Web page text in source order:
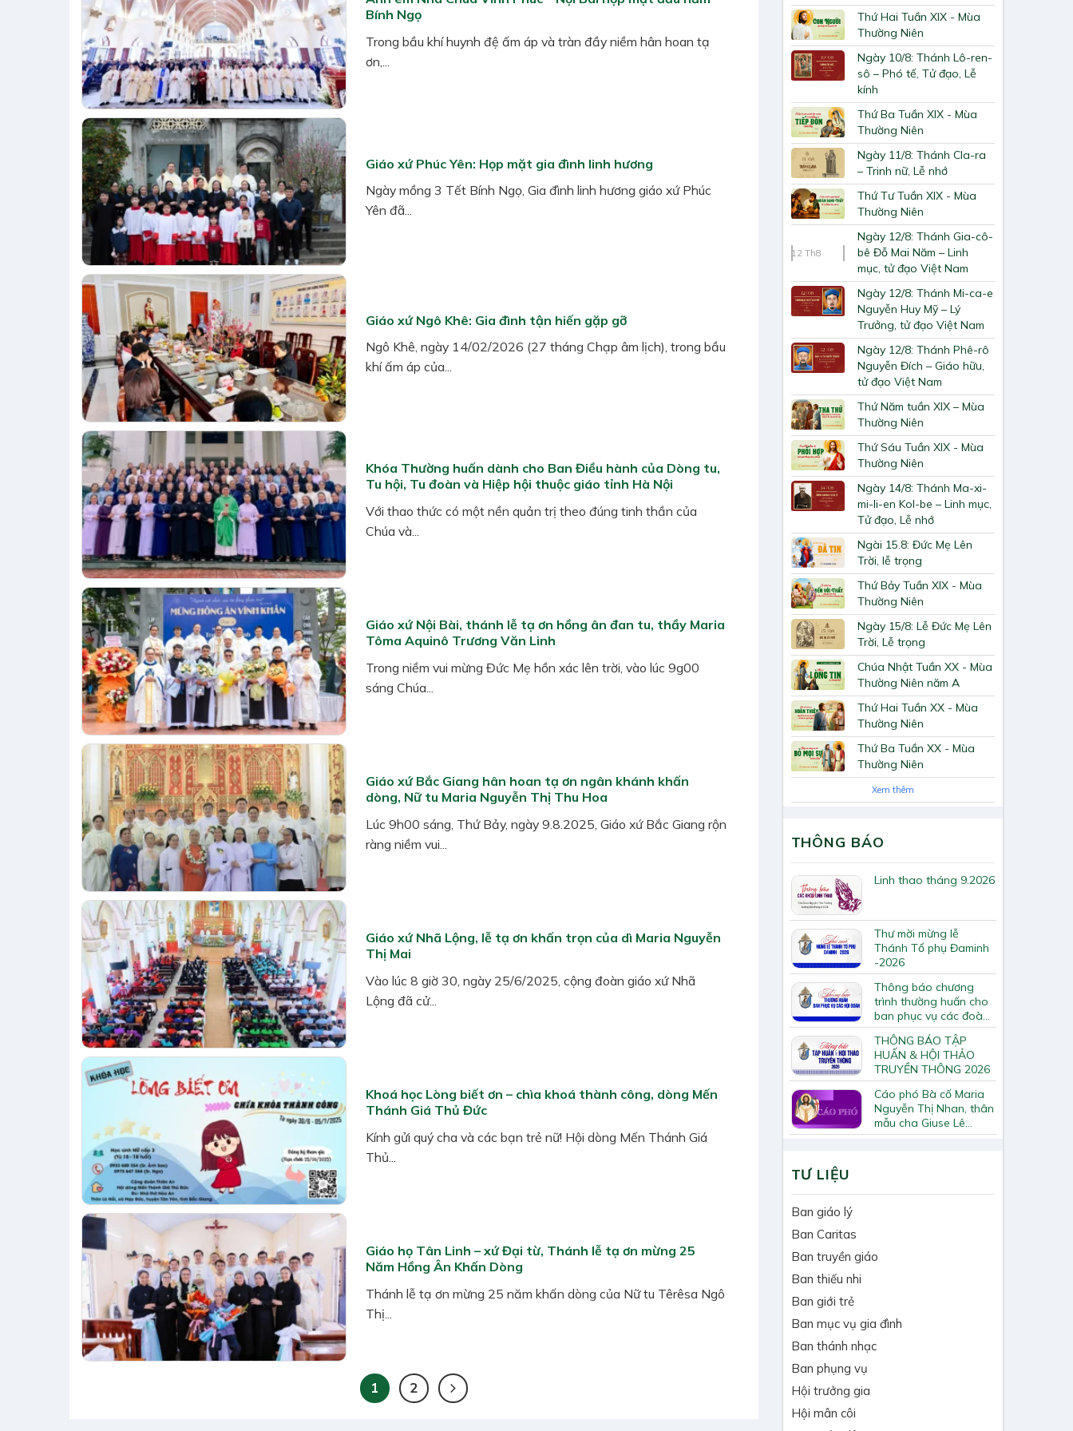
Bính Ngọ
Trong bầu khí huynh đệ ấm áp và tràn đầy niềm hân hoan tạ
ơn,...
Giáo xứ Phúc Yên: Họp mặt gia đình linh hương
Ngày mồng 3 Tết Bính Ngọ, Gia đình linh hương giáo xứ Phúc
Yên đã...
Giáo xứ Ngô Khê: Gia đình tận hiến gặp gỡ
Ngô Khê, ngày 14/02/2026 (27 tháng Chạp âm lịch), trong bầu
khí ấm áp của...
Khóa Thường huấn dành cho Ban Điều hành của Dòng tu,
Tu hội, Tu đoàn và Hiệp hội thuộc giáo tỉnh Hà Nội
Với thao thức có một nền quản trị theo đúng tinh thần của
Chúa và...
Giáo xứ Nội Bài, thánh lễ tạ ơn hồng ân đan tu, thầy Maria
Tôma Aquinô Trương Văn Linh
Trong niềm vui mừng Đức Mẹ hồn xác lên trời, vào lúc 9g00
sáng Chúa...
Giáo xứ Bắc Giang hân hoan tạ ơn ngân khánh khấn
dòng, Nữ tu Maria Nguyễn Thị Thu Hoa
Lúc 9h00 sáng, Thứ Bảy, ngày 9.8.2025, Giáo xứ Bắc Giang rộn
ràng niềm vui...
Giáo xứ Nhã Lộng, lễ tạ ơn khấn trọn của dì Maria Nguyễn
Thị Mai
Vào lúc 8 giờ 30, ngày 25/6/2025, cộng đoàn giáo xứ Nhã
Lộng đã cử...
Khoá học Lòng biết ơn – chìa khoá thành công, dòng Mến
Thánh Giá Thủ Đức
Kính gửi quý cha và các bạn trẻ nữ! Hội dòng Mến Thánh Giá
Thủ...
Giáo họ Tân Linh – xứ Đại từ, Thánh lễ tạ ơn mừng 25
Năm Hồng Ân Khấn Dòng
Thánh lễ tạ ơn mừng 25 năm khấn dòng của Nữ tu Têrêsa Ngô
Thị...
1 2
Thứ Hai Tuần XIX - Mùa
Thường Niên
Ngày 10/8: Thánh Lô-ren-
sô – Phó tế, Tử đạo, Lễ
kính
Thứ Ba Tuần XIX - Mùa
Thường Niên
Ngày 11/8: Thánh Cla-ra
– Trinh nữ, Lễ nhớ
Thứ Tư Tuần XIX - Mùa
Thường Niên
12 Th8
Ngày 12/8: Thánh Gia-cô-
bê Đỗ Mai Năm – Linh
mục, tử đạo Việt Nam
Ngày 12/8: Thánh Mi-ca-e
Nguyễn Huy Mỹ – Lý
Trưởng, tử đạo Việt Nam
Ngày 12/8: Thánh Phê-rô
Nguyễn Đích – Giáo hữu,
tử đạo Việt Nam
Thứ Năm tuần XIX – Mùa
Thường Niên
Thứ Sáu Tuần XIX - Mùa
Thường Niên
Ngày 14/8: Thánh Ma-xi-
mi-li-en Kol-be – Linh mục,
Tử đạo, Lễ nhớ
Ngài 15.8: Đức Mẹ Lên
Trời, lễ trọng
Thứ Bảy Tuần XIX - Mùa
Thường Niên
Ngày 15/8: Lễ Đức Mẹ Lên
Trời, Lễ trọng
Chúa Nhật Tuần XX - Mùa
Thường Niên năm A
Thứ Hai Tuần XX - Mùa
Thường Niên
Thứ Ba Tuần XX - Mùa
Thường Niên
Xem thêm
THÔNG BÁO
Linh thao tháng 9.2026
Thư mời mừng lễ
Thánh Tổ phụ Đaminh
-2026
Thông báo chương
trình thường huấn cho
ban phục vụ các đoàn
hội Tông huấn về loan
báo Tin Mừng
THÔNG BÁO TẬP
HUẤN & HỘI THẢO
TRUYỀN THÔNG 2026
Cáo phó Bà cố Maria
Nguyễn Thị Nhan, thân
mẫu cha Giuse Lê
Quốc Chinh
TƯ LIỆU
Ban giáo lý
Ban Caritas
Ban truyền giáo
Ban thiếu nhi
Ban giới trẻ
Ban mục vụ gia đình
Ban thánh nhạc
Ban phụng vụ
Hội trưởng gia
Hội mân côi